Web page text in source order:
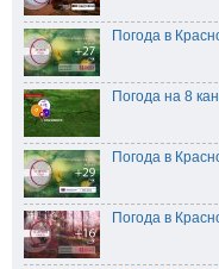
Погода в
Погода на 8
Погода в
Погода в